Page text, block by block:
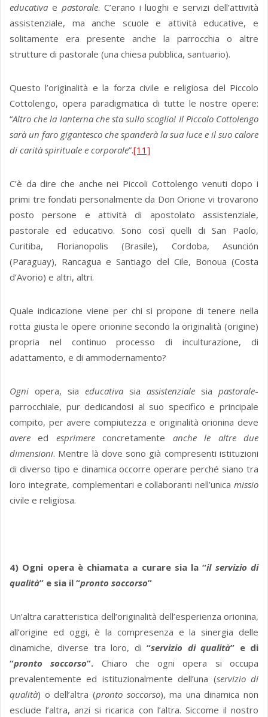
educativa e pastorale. C’erano i luoghi e servizi dell’attività
assistenziale, ma anche scuole e attività educative, e
solitamente era presente anche la parrocchia o altre
strutture di pastorale (una chiesa pubblica, santuario).
Questo l’originalità e la forza civile e religiosa del Piccolo
Cottolengo, opera paradigmatica di tutte le nostre opere:
“Altro che la lanterna che sta sullo scoglio! Il Piccolo Cottolengo
sarà un faro gigantesco che spanderà la sua luce e il suo calore
di carità spirituale e corporale”.[11]
C’è da dire che anche nei Piccoli Cottolengo venuti dopo i
primi tre fondati personalmente da Don Orione vi trovarono
posto persone e attività di apostolato assistenziale,
pastorale ed educativo. Sono così quelli di San Paolo,
Curitiba, Florianopolis (Brasile), Cordoba, Asunción
(Paraguay), Rancagua e Santiago del Cile, Bonoua (Costa
d’Avorio) e altri, altri.
Quale indicazione viene per chi si propone di tenere nella
rotta giusta le opere orionine secondo la originalità (origine)
propria nel continuo processo di inculturazione, di
adattamento, e di ammodernamento?
Ogni opera, sia educativa sia assistenziale sia pastorale-
parrocchiale, pur dedicandosi al suo specifico e principale
compito, per avere compiutezza e originalità orionina deve
avere ed esprimereconcretamente anche le altre due
dimensioni. Mentre là dove sono già compresenti istituzioni
di diverso tipo e dinamica occorre operare perché siano tra
loro integrate, complementari e collaboranti nell’unica missio
civile e religiosa.
4) Ogni opera è chiamata a curare sia la “il servizio di
qualità” e sia il “pronto soccorso”
Un’altra caratteristica dell’originalità dell’esperienza orionina,
all’origine ed oggi, è la compresenza e la sinergia delle
dinamiche, diverse tra loro, di“servizio di qualità” e di
“pronto soccorso”. Chiaro che ogni opera si occupa
prevalentemente ed istituzionalmente dell’una (servizio di
qualità) o dell’altra (pronto soccorso), ma una dinamica non
esclude l’altra, anzi si ricarica con l’altra. Siccome il nostro